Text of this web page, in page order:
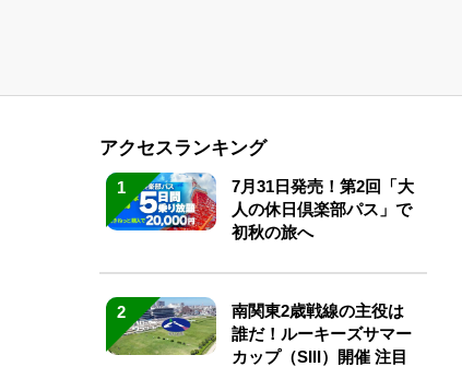
アクセスランキング
1
7月31日発売！第2回「大
人の休日倶楽部パス」で
初秋の旅へ
2
南関東2歳戦線の主役は
誰だ！ルーキーズサマー
カップ（SIII）開催 注目